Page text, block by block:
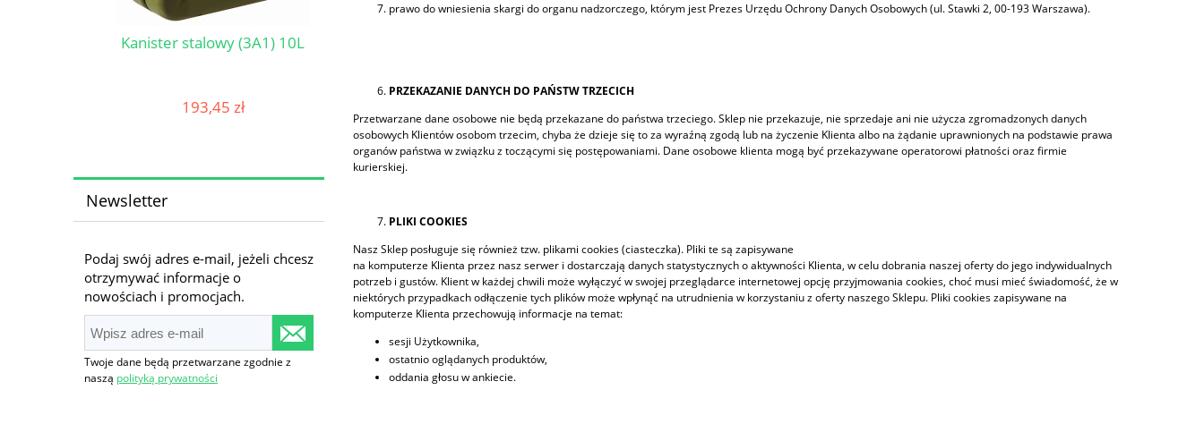
Kanister stalowy (3A1) 10L
193,45 zł
830,66 zł
do koszyka
Etykieta UN 3481 - Lithium
do koszyka
do koszyka
Newsletter
Podaj swój adres e-mail, jeżeli chcesz
otrzymywać informacje o
nowościach i promocjach.
Twoje dane będą przetwarzane zgodnie z
naszą polityką prywatności
prawo do wniesienia skargi do organu nadzorczego, którym jest Prezes Urzędu Ochrony Danych Osobowych (ul. Stawki 2, 00-193 Warszawa).
PRZEKAZANIE DANYCH DO PAŃSTW TRZECICH
Przetwarzane dane osobowe nie będą przekazane do państwa trzeciego. Sklep nie przekazuje, nie sprzedaje ani nie użycza zgromadzonych danych
osobowych Klientów osobom trzecim, chyba że dzieje się to za wyraźną zgodą lub na życzenie Klienta albo na żądanie uprawnionych na podstawie prawa
organów państwa w związku z toczącymi się postępowaniami. Dane osobowe klienta mogą być przekazywane operatorowi płatności oraz firmie
kurierskiej.
PLIKI COOKIES
Nasz Sklep posługuje się również tzw. plikami cookies (ciasteczka). Pliki te są zapisywane
na komputerze Klienta przez nasz serwer i dostarczają danych statystycznych o aktywności Klienta, w celu dobrania naszej oferty do jego indywidualnych
potrzeb i gustów. Klient w każdej chwili może wyłączyć w swojej przeglądarce internetowej opcję przyjmowania cookies, choć musi mieć świadomość, że w
niektórych przypadkach odłączenie tych plików może wpłynąć na utrudnienia w korzystaniu z oferty naszego Sklepu. Pliki cookies zapisywane na
komputerze Klienta przechowują informacje na temat:
sesji Użytkownika,
ostatnio oglądanych produktów,
oddania głosu w ankiecie.